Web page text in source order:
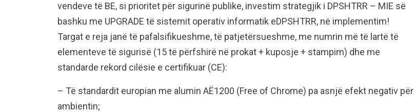
vendeve të BE, si prioritet për sigurinë publike, investim strategjik i DPSHTRR – MIE së
bashku me UPGRADE të sistemit operativ informatik eDPSHTRR, në implementim!
Targat e reja janë të pafalsifikueshme, të patjetërsueshme, me numrin më të lartë të
elementeve të sigurisë (15 të përfshirë në prokat + kuposje + stampim) dhe me
standarde rekord cilësie e certifikuar (CE):
– Të standardit europian me alumin AË1200 (Free of Chrome) pa asnjë efekt negativ për
ambientin;